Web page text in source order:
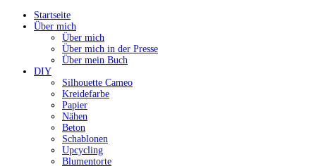
Startseite
Über mich
Über mich
Über mich in der Presse
Über mein Buch
DIY
Silhouette Cameo
Kreidefarbe
Papier
Nähen
Beton
Schablonen
Upcycling
Blumentorte